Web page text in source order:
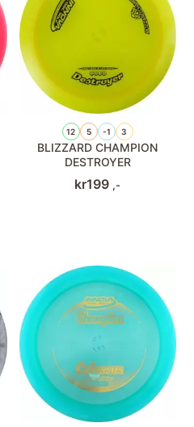
12 5 -1 3
BLIZZARD CHAMPION
DESTROYER
kr199 ,-